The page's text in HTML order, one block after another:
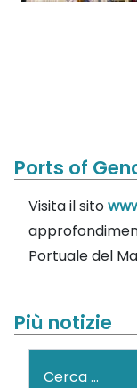
Ports of
Visita il sito
Portuale del
Più notizie